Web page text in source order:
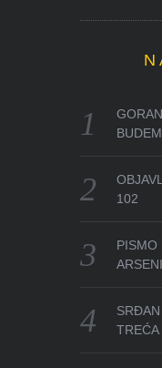
102
PISMO
SRĐAN
TREĆA